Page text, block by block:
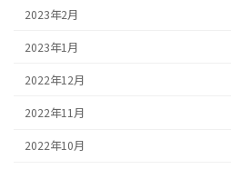
2023年2月
2023年1月
2022年12月
2022年11月
2022年10月